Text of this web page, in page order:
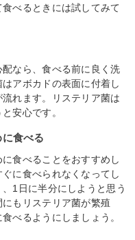
べるときには試してみて
なら、食べる前に良く洗
アボカドの表面に付着し
れます。リステリア菌は
安心です。
食べる
食べることをおすすめし
に食べられなくなってし
1日に半分にしようと思う
もリステリア菌が繁殖
べるようにしましょう。